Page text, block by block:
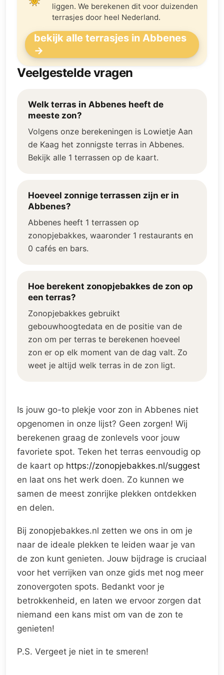
liggen. We berekenen dit voor duizenden
terrasjes door heel Nederland.
bekijk alle terrasjes in Abbenes
→
Veelgestelde vragen
Welk terras in Abbenes heeft de
meeste zon?
Volgens onze berekeningen is Lowietje Aan
de Kaag het zonnigste terras in Abbenes.
Bekijk alle 1 terrassen op de kaart.
Hoeveel zonnige terrassen zijn er in
Abbenes?
Abbenes heeft 1 terrassen op
zonopjebakkes, waaronder 1 restaurants en
0 cafés en bars.
Hoe berekent zonopjebakkes de zon op
een terras?
Zonopjebakkes gebruikt
gebouwhoogtedata en de positie van de
zon om per terras te berekenen hoeveel
zon er op elk moment van de dag valt. Zo
weet je altijd welk terras in de zon ligt.
Is jouw go-to plekje voor zon in Abbenes niet
opgenomen in onze lijst? Geen zorgen! Wij
berekenen graag de zonlevels voor jouw
favoriete spot. Teken het terras eenvoudig op
de kaart op https://zonopjebakkes.nl/suggest
en laat ons het werk doen. Zo kunnen we
samen de meest zonrijke plekken ontdekken
en delen.
Bij zonopjebakkes.nl zetten we ons in om je
naar de ideale plekken te leiden waar je van
de zon kunt genieten. Jouw bijdrage is cruciaal
voor het verrijken van onze gids met nog meer
zonovergoten spots. Bedankt voor je
betrokkenheid, en laten we ervoor zorgen dat
niemand een kans mist om van de zon te
genieten!
P.S. Vergeet je niet in te smeren!